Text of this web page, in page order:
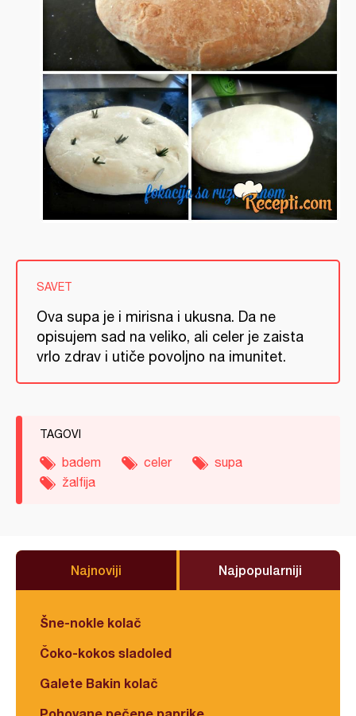
SAVET
Ova supa je i mirisna i ukusna. Da ne
opisujem sad na veliko, ali celer je zaista
vrlo zdrav i utiče povoljno na imunitet.
TAGOVI
badem celer
supa
žalfija
Najnoviji Najpopularniji
Šne-nokle kolač
Čoko-kokos sladoled
Galete Bakin kolač